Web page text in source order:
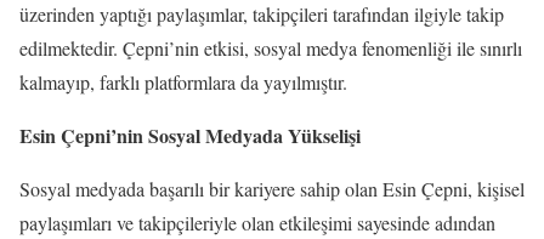
üzerinden yaptığı paylaşımlar, takipçileri tarafından ilgiyle takip
edilmektedir. Çepni’nin etkisi, sosyal medya fenomenliği ile sınırlı
kalmayıp, farklı platformlara da yayılmıştır.
Esin Çepni’nin Sosyal Medyada Yükselişi
Sosyal medyada başarılı bir kariyere sahip olan Esin Çepni, kişisel
paylaşımları ve takipçileriyle olan etkileşimi sayesinde adından